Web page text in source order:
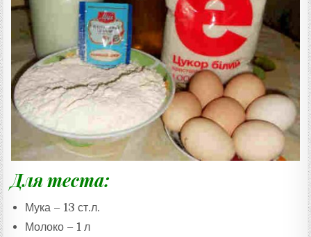
Для теста:
Мука – 13 ст.л.
Молоко – 1 л